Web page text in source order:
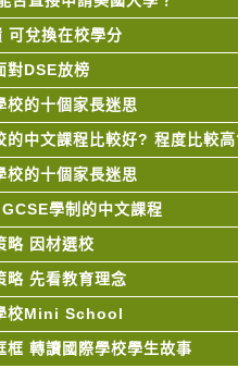
兌換在校學分
對DSE放榜
校的十個家長迷思
的中文課程比較好? 程度比較
校的十個家長迷思
學制的中文課程
略 因材選校
略 先看教育理念
校Mini School
框 轉讀國際學校學生故事